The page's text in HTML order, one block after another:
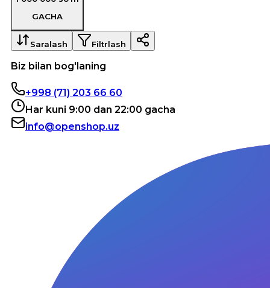
GACHA
Saralash Filtrlash
Biz bilan bog'laning
+998 (71) 203 66 60
Har kuni 9:00 dan 22:00 gacha
info@openshop.uz